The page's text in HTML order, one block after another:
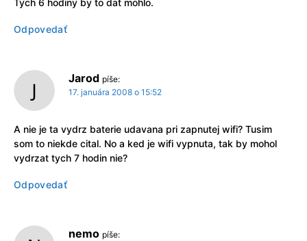
Odpovedať
Jarod píše:
17. januára 2008 o 15:52
A nie je ta vydrz baterie udavana pri zapnutej wifi? Tusim
som to niekde cital. No a ked je wifi vypnuta, tak by mohol
vydrzat tych 7 hodin nie?
Odpovedať
nemo píše: